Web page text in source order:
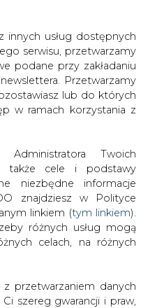
innych usług dostępnych
serwisu, przetwarzamy
podane przy zakładaniu
Przetwarzamy
lub do których
w ramach korzystania z
Administratora Twoich
także cele i podstawy
niezbędne informacje
znajdziesz w Polityce
linkiem (tym linkiem).
różnych usług mogą
celach, na różnych
przetwarzaniem danych
szereg gwarancji i praw,
CIRE
skomentuj
udostępnij: